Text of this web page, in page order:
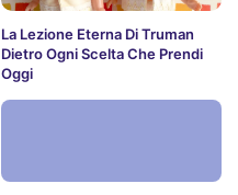
La Lezione Eterna Di Truman
Dietro Ogni Scelta Che Prendi
Oggi